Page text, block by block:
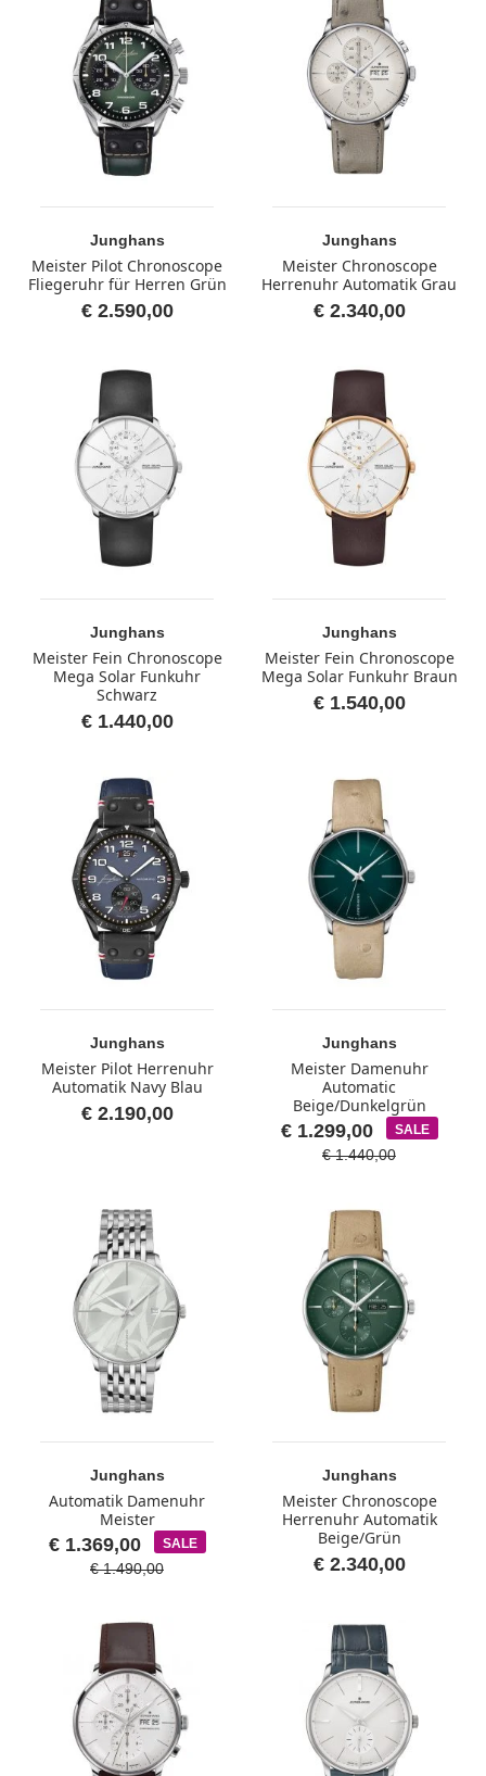
Junghans
Meister Pilot Chronoscope
Fliegeruhr für Herren Grün
€ 2.590,00
Junghans
Meister Chronoscope
Herrenuhr Automatik Grau
€ 2.340,00
Junghans
Meister Fein Chronoscope
Mega Solar Funkuhr
Schwarz
€ 1.440,00
Junghans
Meister Fein Chronoscope
Mega Solar Funkuhr Braun
€ 1.540,00
Junghans
Meister Pilot Herrenuhr
Automatik Navy Blau
€ 2.190,00
Junghans
Meister Damenuhr
Automatic
Beige/Dunkelgrün
€ 1.299,00 SALE
€ 1.440,00
Junghans
Automatik Damenuhr
Meister
€ 1.369,00 SALE
€ 1.490,00
Junghans
Meister Chronoscope
Herrenuhr Automatik
Beige/Grün
€ 2.340,00